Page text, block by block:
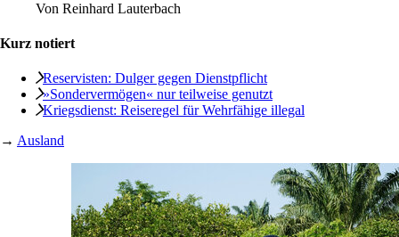
Von Reinhard Lauterbach
Kurz notiert
Reservisten: Dulger gegen Dienstpflicht
»Sondervermögen« nur teilweise genutzt
Kriegsdienst: Reiseregel für Wehrfähige illegal
→ Ausland